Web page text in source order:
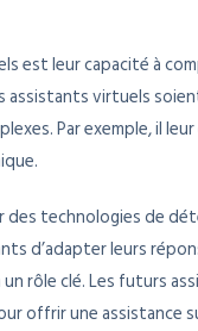
est leur capacité à
virtuels
Par exemple, il
des technologies de
d’adapter leurs
rôle clé. Les futurs
offrir une assistance